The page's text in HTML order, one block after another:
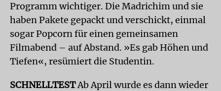
Programm wichtiger. Die Madrichim und sie
haben Pakete gepackt und verschickt, einmal
sogar Popcorn für einen gemeinsamen
Filmabend – auf Abstand. »Es gab Höhen und
Tiefen«, resümiert die Studentin.
SCHNELLTESTAb April wurde es dann wieder